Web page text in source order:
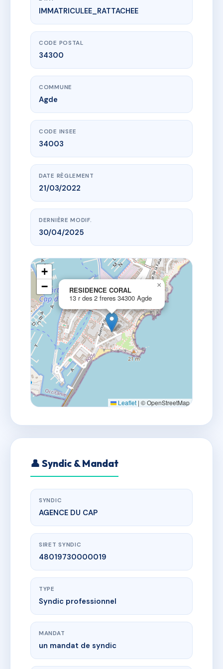
www.vme.plus/AH4284410
RESIDENCE CORAL
13 r des 2 freres
IMMATRICULEE_RATTACHEE
CODE POSTAL
34300
COMMUNE
Agde
CODE INSEE
34003
DATE RÈGLEMENT
21/03/2022
DERNIÈRE MODIF.
30/04/2025
RESIDENCE CORAL
13 r des 2 freres 34300 Agde
×
+
−
Leaflet | © OpenStreetMap
👤 Syndic & Mandat
SYNDIC
AGENCE DU CAP
SIRET SYNDIC
48019730000019
TYPE
Syndic professionnel
MANDAT
un mandat de syndic